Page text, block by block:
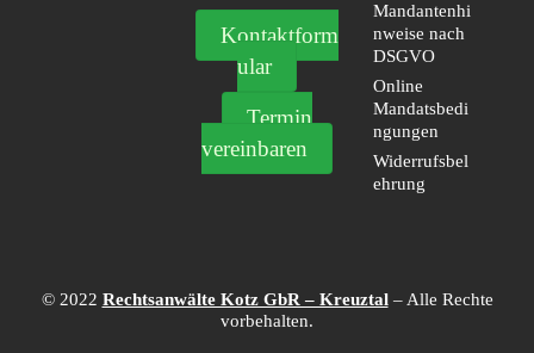
Kontaktform
ular
Termin
vereinbaren
Mandantenhi
nweise nach
DSGVO
Online
Mandatsbedi
ngungen
Widerrufsbel
ehrung
© 2022 Rechtsanwälte Kotz GbR – Kreuztal– Alle Rechte
vorbehalten.